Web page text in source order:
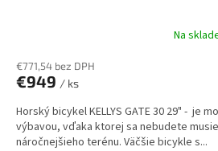
Na
€771,54 bez DPH
€949 / ks
Horský bicykel KELLYS GATE 30 29" - je
výbavou, vďaka ktorej sa nebudete
náročnejšieho terénu. Väčšie bicykle s...